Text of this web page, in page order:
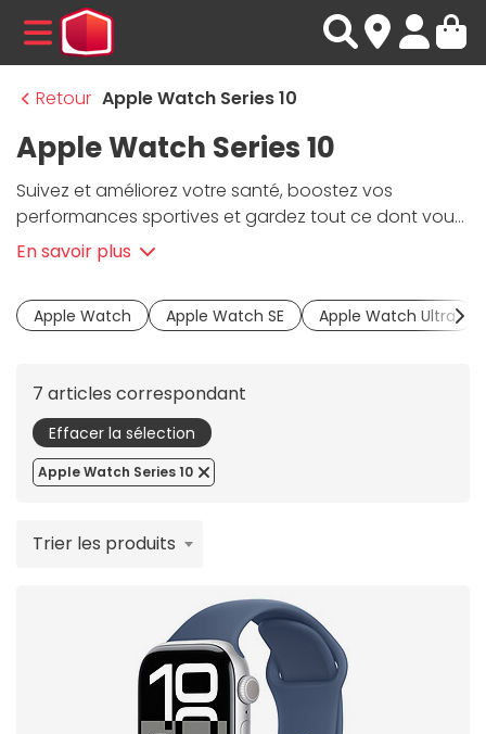
MENU
Retour Apple Watch Series 10
Apple Watch Series 10
Suivez et améliorez votre santé, boostez vos
performances sportives et gardez tout ce dont vous
avez besoin à portée de main avec l'
. Cette
technologique par rapport à la précédente. Elle
combine un design ultra-moderne, des capteurs de
sportifs. Dotée d'unécran Retina bord à bord
l'Apple Watch 10 offre une lisibilité exceptionnelle sur
vos données santé, vos appels, vos messages ou
vos applications, accessibles directement depuis
l'accompagnement personnalisé de nos techniciens
En savoir plus
Apple Watch Apple Watch SE Apple Watch Ultra
7 articles correspondant
Effacer la sélection
Apple Watch Series 10
Trier les produits